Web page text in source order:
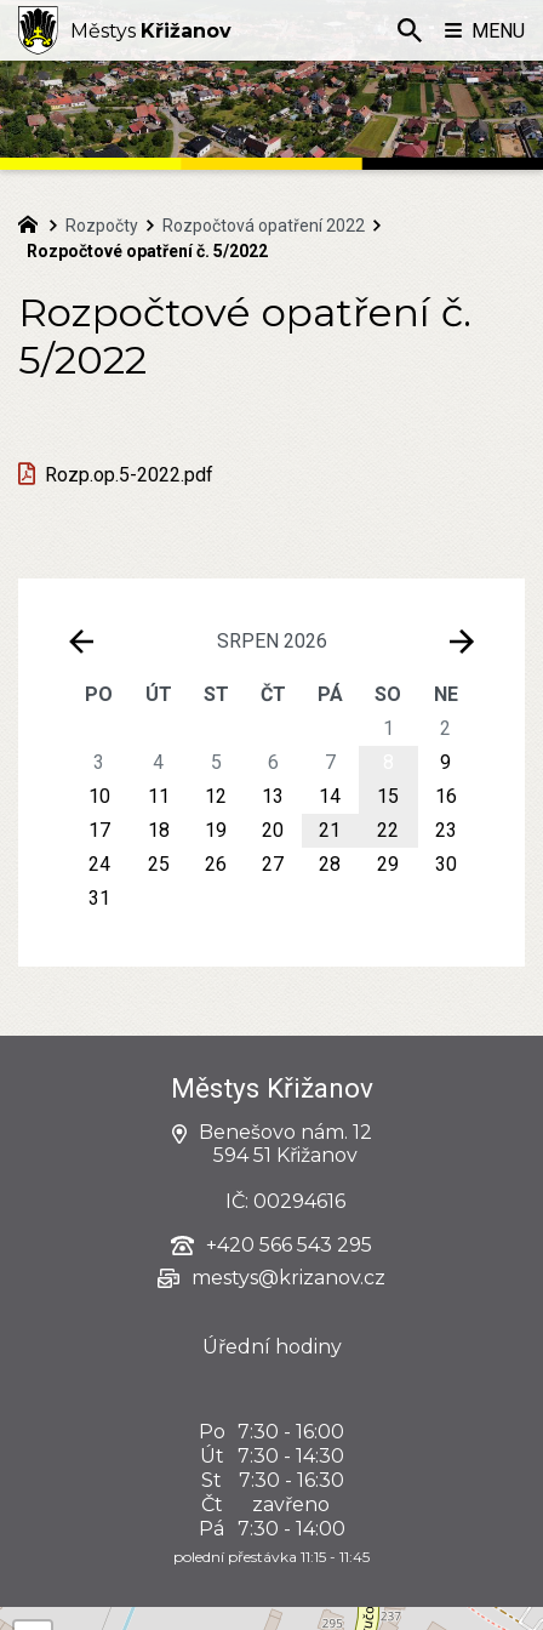
SRPEN 2026
PO ÚT ST ČT PÁ SO
NE
1
2
3
4 5 6 7
9
10
11 12 13 14 15
16
17
18 19 20 21 22
23
24
25 26 27 28 29
30
31
Rozpočty
Rozpočtová opatření 2022
Rozpočtové opatření č. 5/2022
Rozpočtové opatření č.
5/2022
Rozp.op.5-2022.pdf
Městys Křižanov
Benešovo nám. 12
594 51 Křižanov
IČ: 00294616
+420 566 543 295
mestys@krizanov.cz
Úřední hodiny
Po 7:30 - 16:00
Út
7:30 - 14:30
St
7:30 - 16:30
Čt
zavřeno
Pá
7:30 - 14:00
polední přestávka 11:15 - 11:45
Městys Křižanov MENU